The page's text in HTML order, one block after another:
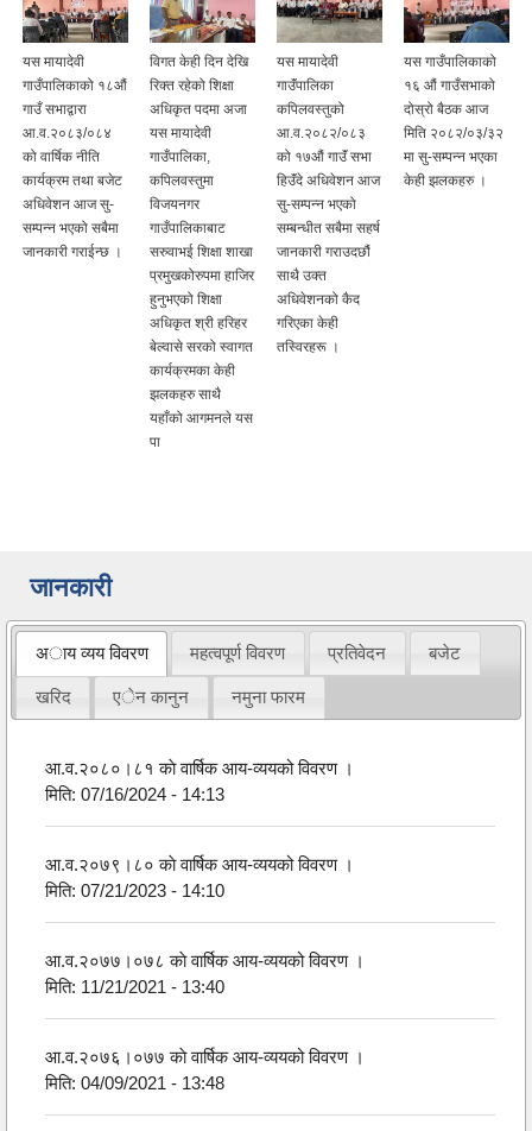
यस मायादेवी
गाउँपालिकाको १८औं
गाउँ सभाद्वारा
आ.व.२०८३/०८४
को वार्षिक नीति
कार्यक्रम तथा बजेट
अधिवेशन आज सु-
सम्पन्न भएको सबैमा
जानकारी गराईन्छ ।
विगत केही दिन देखि
रिक्त रहेको शिक्षा
अधिकृत पदमा अजा
यस मायादेवी
गाउँपालिका,
कपिलवस्तुमा
विजयनगर
गाउँपालिकाबाट
सरुवाभई शिक्षा शाखा
प्रमुखकोरुपमा हाजिर
हुनुभएको शिक्षा
अधिकृत श्री हरिहर
बेल्वासे सरको स्वागत
कार्यक्रमका केही
झलकहरु साथै
यहाँको आगमनले यस
पा
यस मायादेवी
गाउॅंपालिका
कपिलवस्तुको
आ.व.२०८२/०८३
को १७औं गाउॅं सभा
हिउॅंदे अधिवेशन आज
सु-सम्पन्न भएको
सम्बन्धीत सबैमा सहर्ष
जानकारी गराउदछौं
साथै उक्त
अधिवेशनको कैद
गरिएका केही
तस्विरहरू ।
यस गाउँपालिकाको
१६ औं गाउँसभाको
दोस्रो बैठक आज
मिति २०८२/०३/३२
मा सु-सम्पन्न भएका
केही झलकहरु ।
जानकारी
अाय व्यय विवरण महत्वपूर्ण विवरण प्रतिवेदन बजेट
खरिद एेन कानुन नमुना फारम
आ.व.२०८०।८१ काे वार्षिक आय-व्ययको विवरण ।
मिति:07/16/2024 - 14:13
आ.व.२०७९।८० काे वार्षिक आय-व्ययको विवरण ।
मिति:07/21/2023 - 14:10
आ.व.२०७७।०७८ काे वार्षिक आय-व्ययको विवरण ।
मिति: 11/21/2021 - 13:40
आ.व.२०७६।०७७ काे वार्षिक आय-व्ययको विवरण ।
मिति:04/09/2021 - 13:48